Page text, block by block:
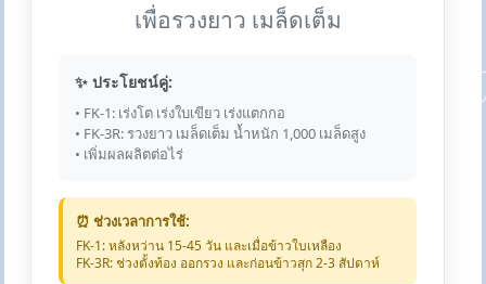
เพื่อรวงยาว เมล็ดเต็ม
✨ ประโยชน์คู่:
• FK-1: เร่งโต เร่งใบเขียว เร่งแตกกอ
• FK-3R: รวงยาว เมล็ดเต็ม น้ำหนัก 1,000 เมล็ดสูง
• เพิ่มผลผลิตต่อไร่
⏰ ช่วงเวลาการใช้:
FK-1: หลังหว่าน 15-45 วัน และเมื่อข้าวใบเหลือง
FK-3R: ช่วงตั้งท้อง ออกรวง และก่อนข้าวสุก 2-3 สัปดาห์